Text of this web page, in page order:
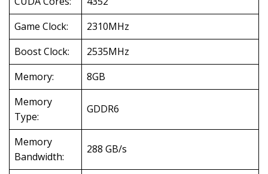
Game Clock:
2310MHz
Boost Clock:
2535MHz
Memory:
8GB
Memory
Type:
GDDR6
Memory
Bandwidth:
288 GB/s